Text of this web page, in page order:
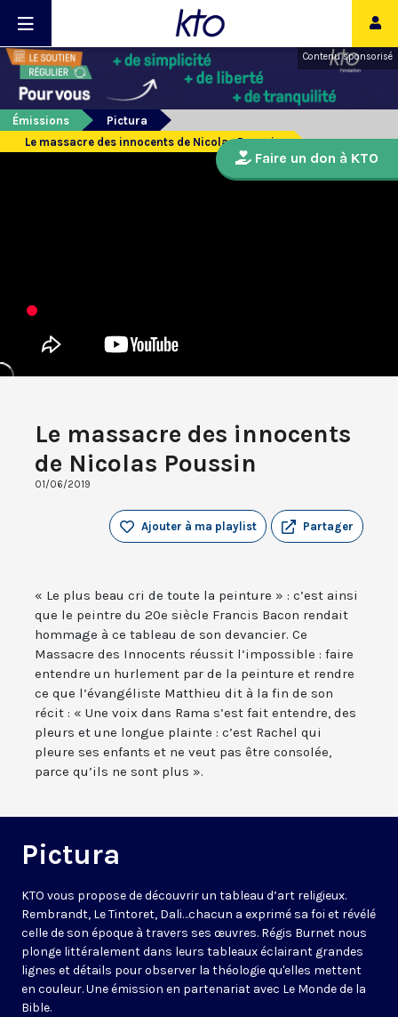
Contenu sponsorisé
Émissions
Pictura
Le massacre des innocents de Nicolas Poussin
Le massacre des innocents
de Nicolas Poussin
01/06/2019
Partager
Ajouter à ma playlist
« Le plus beau cri de toute la peinture » : c’est ainsi
que le peintre du 20e siècle Francis Bacon rendait
hommage à ce tableau de son devancier. Ce
Massacre des Innocents réussit l’impossible : faire
entendre un hurlement par de la peinture et rendre
ce que l’évangéliste Matthieu dit à la fin de son
récit : « Une voix dans Rama s’est fait entendre, des
pleurs et une longue plainte : c’est Rachel qui
pleure ses enfants et ne veut pas être consolée,
parce qu’ils ne sont plus ».
Pictura
KTO vous propose de découvrir un tableau d’art religieux.
Rembrandt, Le Tintoret, Dali…chacun a exprimé sa foi et révélé
celle de son époque à travers ses œuvres. Régis Burnet nous
plonge littéralement dans leurs tableaux éclairant grandes
lignes et détails pour observer la théologie qu'elles mettent
en couleur. Une émission en partenariat avec Le Monde de la
Bible.
Faire un don à KTO